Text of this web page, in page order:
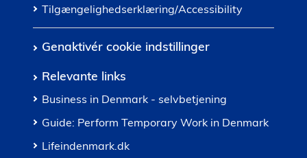
Tilgængelighedserklæring/Accessibility
Genaktivér cookie indstillinger
Relevante links
Business in Denmark - selvbetjening
Guide: Perform Temporary Work in Denmark
Lifeindenmark.dk